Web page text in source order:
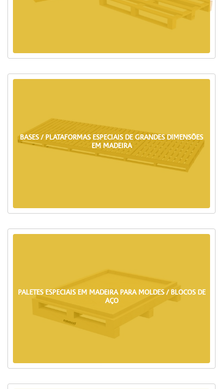
BASES / PLATAFORMAS ESPECIAIS DE GRANDES DIMENSÕES
EM MADEIRA
PALETES ESPECIAIS EM MADEIRA PARA MOLDES / BLOCOS DE
AÇO